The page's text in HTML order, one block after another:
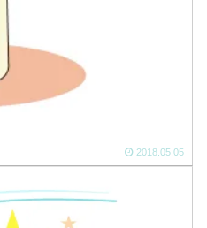
2018.05.05